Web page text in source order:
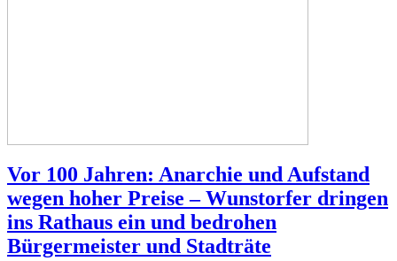
Vor 100 Jahren: Anarchie und Aufstand
wegen hoher Preise – Wunstorfer dringen
ins Rathaus ein und bedrohen
Bürgermeister und Stadträte